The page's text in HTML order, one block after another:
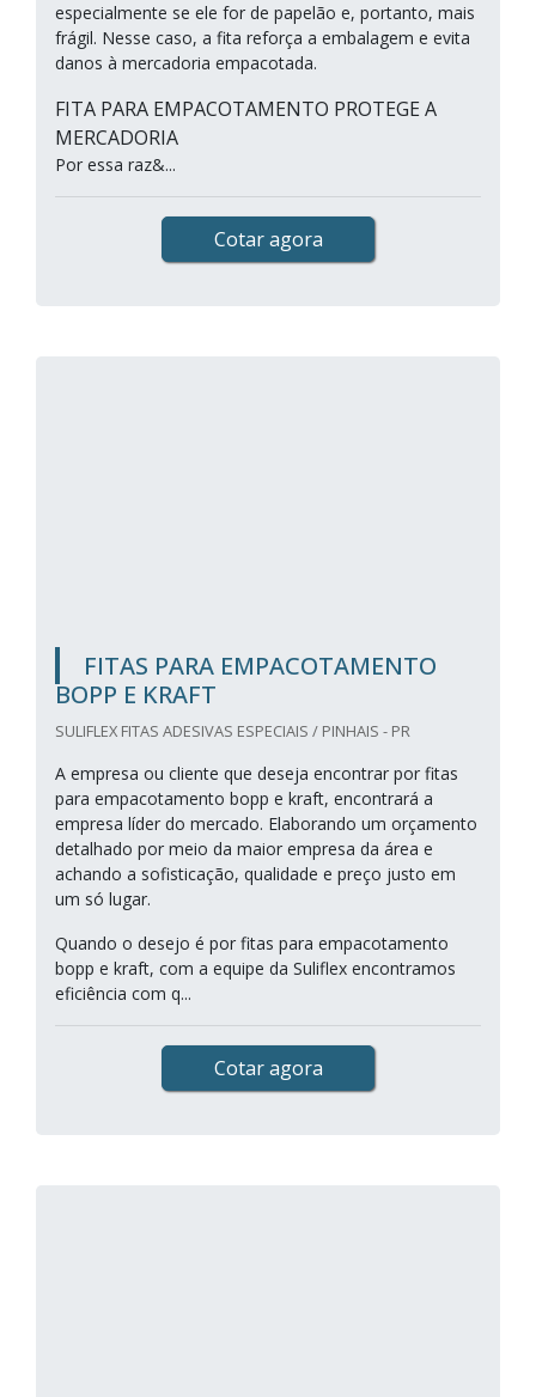
especialmente se ele for de papelão e, portanto, mais
frágil. Nesse caso, a fita reforça a embalagem e evita
danos à mercadoria empacotada.
FITA PARA EMPACOTAMENTO PROTEGE A
MERCADORIA
Por essa raz&...
Cotar agora
FITAS PARA EMPACOTAMENTO
BOPP E KRAFT
SULIFLEX FITAS ADESIVAS ESPECIAIS / PINHAIS - PR
A empresa ou cliente que deseja encontrar por fitas
para empacotamento bopp e kraft, encontrará a
empresa líder do mercado. Elaborando um orçamento
detalhado por meio da maior empresa da área e
achando a sofisticação, qualidade e preço justo em
um só lugar.
Quando o desejo é por fitas para empacotamento
bopp e kraft, com a equipe da Suliflex encontramos
eficiência com q...
Cotar agora